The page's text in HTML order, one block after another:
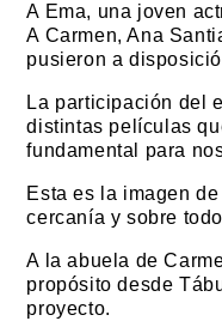
A Ema, una joven
A Carmen, Ana
pusieron a
La participación del
distintas películas
fundamental para
Esta es la imagen
cercanía y sobre
A la abuela de
propósito desde
proyecto.